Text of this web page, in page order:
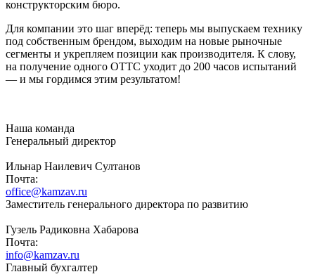
конструкторским бюро.
Для компании это шаг вперёд: теперь мы выпускаем технику
под собственным брендом, выходим на новые рыночные
сегменты и укрепляем позиции как производителя. К слову,
на получение одного ОТТС уходит до 200 часов испытаний
— и мы гордимся этим результатом!
Наша команда
Генеральный директор
Ильнар Наилевич Султанов
Почта:
office@kamzav.ru
Заместитель генерального директора по развитию
Гузель Радиковна Хабарова
Почта:
info@kamzav.ru
Главный бухгалтер